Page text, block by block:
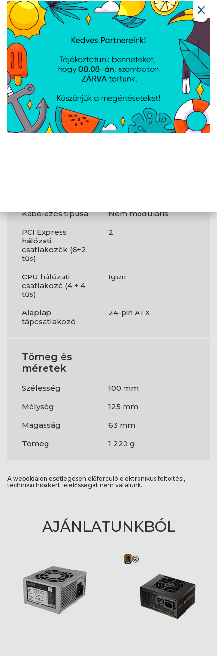
Ventilátor
átmérője
80 mm
Termék színe Fekete
Teljesítmény
80 PLUS minősítés
80 PLUS Bronze
Csapágy-
technológia
Puska
Kábelezés típusa
Nem moduláris
PCI Express
hálózati
csatlakozók (6+2
tűs)
2
CPU hálózati
csatlakozó (4 + 4
tűs)
Igen
Alaplap
tápcsatlakozó
24-pin ATX
Tömeg és
méretek
Szélesség
100 mm
Mélység
125 mm
Magasság
63 mm
Tömeg
1 220 g
A weboldalon esetlegesen előforduló elektronikus feltöltési,
technikai hibákért felelősséget nem vállalunk.
AJÁNLATUNKBÓL